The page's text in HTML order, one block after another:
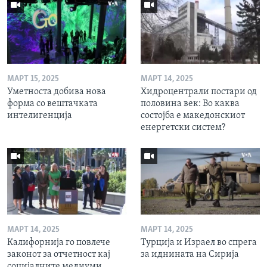
МАРТ 15, 2025
Уметноста добива нова
форма со вештачката
интелигенција
МАРТ 14, 2025
Хидроцентрали постари од
половина век: Во каква
состојба е македонскиот
енергетски систем?
МАРТ 14, 2025
Калифорнија го повлече
законот за отчетност кај
МАРТ 14, 2025
Турција и Израел во спрега
за иднината на Сирија